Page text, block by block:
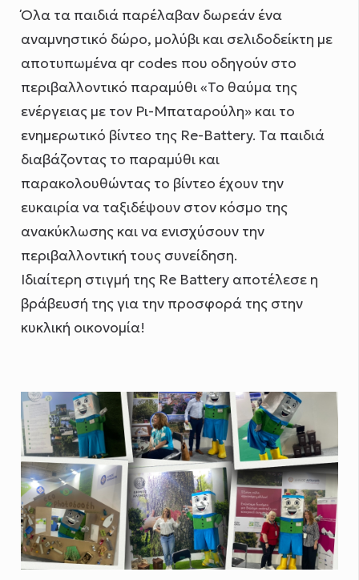
Όλα τα παιδιά παρέλαβαν δωρεάν ένα
αναμνηστικό δώρο, μολύβι και σελιδοδείκτη με
αποτυπωμένα qr codes που οδηγούν στο
περιβαλλοντικό παραμύθι «Το θαύμα της
ενέργειας με τον Ρι-Μπαταρούλη» και το
ενημερωτικό βίντεο της Re-Battery. Τα παιδιά
διαβάζοντας το παραμύθι και
παρακολουθώντας το βίντεο έχουν την
ευκαιρία να ταξιδέψουν στον κόσμο της
ανακύκλωσης και να ενισχύσουν την
περιβαλλοντική τους συνείδηση.
Ιδιαίτερη στιγμή της Re Βattery αποτέλεσε η
βράβευσή της για την προσφορά της στην
κυκλική οικονομία!